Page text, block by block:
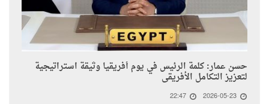
حسن عمار: كلمة الرئيس في يوم أفريقيا وثيقة استراتيجية
لتعزيز التكامل الأفريقى
2026-05-23
22:47